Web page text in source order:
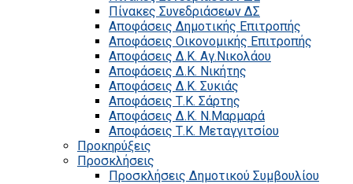
Πίνακες Συνεδριάσεων ΔΣ
Αποφάσεις Δημοτικής Επιτροπής
Αποφάσεις Οικονομικής Επιτροπής
Αποφάσεις Δ.Κ. Αγ.Νικολάου
Αποφάσεις Δ.Κ. Νικήτης
Αποφάσεις Δ.Κ. Συκιάς
Αποφάσεις Τ.Κ. Σάρτης
Αποφάσεις Δ.Κ. Ν.Μαρμαρά
Αποφάσεις Τ.Κ. Μεταγγιτσίου
Προκηρύξεις
Προσκλήσεις
Προσκλήσεις Δημοτικού Συμβουλίου